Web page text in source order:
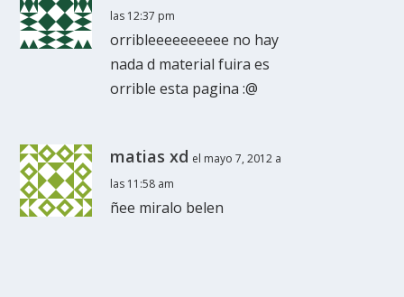
las 12:37 pm
orribleeeeeeeeee no hay
nada d material fuira es
orrible esta pagina :@
matias xd el mayo 7, 2012 a
las 11:58 am
ñee miralo belen